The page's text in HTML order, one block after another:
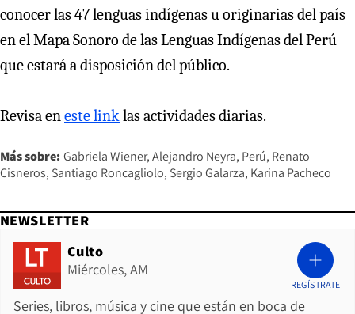
conocer las 47 lenguas indígenas u originarias del país
en el Mapa Sonoro de las Lenguas Indígenas del Perú
que estará a disposición del público.
Revisa eneste linklas actividades diarias.
Más sobre: Gabriela Wiener Alejandro Neyra Perú Renato
Cisneros Santiago Roncagliolo Sergio Galarza Karina Pacheco
NEWSLETTER
Culto
Miércoles, AM
Series, libros, música y cine que están en boca de
REGÍSTRATE